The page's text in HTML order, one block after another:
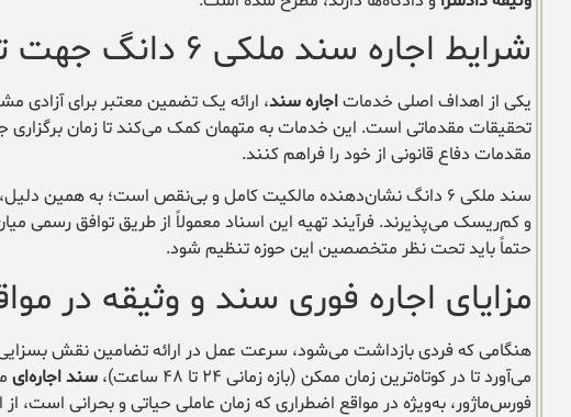
شرایط اجاره سند ملکی ۶ دانگ جهت تودیع وثیقه
یکی از اهداف اصلی خدماتاجاره سند، ارائه یک تضمین معتبر برای آزادی
تحقیقات مقدماتی است. این خدمات به متهمان کمک می‌کند تا زمان برگزاری
مقدمات دفاع قانونی از خود را فراهم کنند.
سند ملکی ۶ دانگ نشان‌دهنده مالکیت کامل و بی‌نقص است؛ به همین دلیل، مراجع قضایی در وثیقه در یونسی آن را به عنوان یک
و کم‌ریسک می‌پذیرند. فرآیند تهیه این اسناد معمولاً از طریق توافق رسمی
حتماً باید تحت نظر متخصصین این حوزه تنظیم شود.
مزایای اجاره فوری سند و وثیقه در
هنگامی که فردی بازداشت می‌شود، سرعت عمل در ارائه تضامین نقش
می‌آورد تا در کوتاه‌ترین زمان ممکن (بازه زمانی ۲۴ تا ۴۸ ساعت)،
سند اجاره‌ای
فورس‌ماژور، به‌ویژه در مواقع اضطراری که زمان عاملی حیاتی و بحرانی است، از